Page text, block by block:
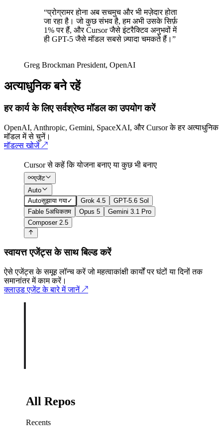
“प्रोग्रामर होना अब सचमुच और भी मज़ेदार होता
जा रहा है। जो कुछ संभव है, हम अभी उसके सिर्फ़
1% पर हैं, और Cursor जैसे इंटरैक्टिव अनुभवों में
ही GPT-5 जैसे मॉडल सबसे ज़्यादा चमकते हैं। ”
Greg Brockman President, OpenAI
अत्याधुनिक बने रहें
हर कार्य के लिए सर्वश्रेष्ठ मॉडल का उपयोग करें
OpenAI, Anthropic, Gemini, SpaceXAI, और Cursor के हर अत्याधुनिक
मॉडल में से चुनें।
मॉडल्स खोजें↗
Cursor से कहें कि योजना बनाए या कुछ भी बनाए
एजेंट
Auto
Autoसुझाया गया✓ Grok 4.5
GPT-5.6 Sol
Fable 5अधिकतम Opus 5
Gemini 3.1 Pro
Composer 2.5
स्वायत्त एजेंट्स के साथ बिल्ड करें
ऐसे एजेंट्स के समूह लॉन्च करें जो महत्वाकांक्षी कार्यों पर घंटों या दिनों तक
समानांतर में काम करें।
क्लाउड एजेंट के बारे में जानें↗
All Repos
Recents